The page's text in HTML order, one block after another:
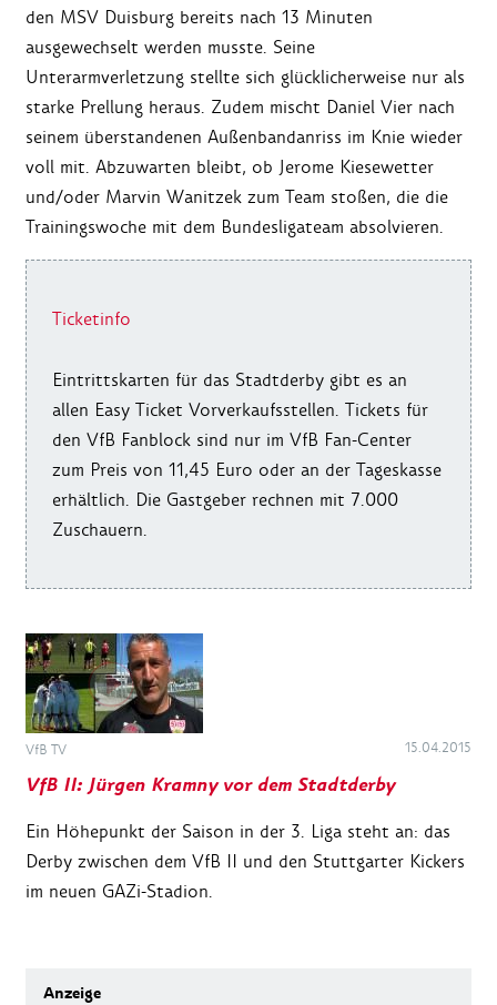
den MSV Duisburg bereits nach 13 Minuten
ausgewechselt werden musste. Seine
Unterarmverletzung stellte sich glücklicherweise nur als
starke Prellung heraus. Zudem mischt Daniel Vier nach
seinem überstandenen Außenbandanriss im Knie wieder
voll mit. Abzuwarten bleibt, ob Jerome Kiesewetter
und/oder Marvin Wanitzek zum Team stoßen, die die
Trainingswoche mit dem Bundesligateam absolvieren.
Ticketinfo
Eintrittskarten für das Stadtderby gibt es an
allen Easy Ticket Vorverkaufsstellen. Tickets für
den VfB Fanblock sind nur im VfB Fan-Center
zum Preis von 11,45 Euro oder an der Tageskasse
erhältlich. Die Gastgeber rechnen mit 7.000
Zuschauern.
VfB TV 15.04.2015
VfB II: Jürgen Kramny vor dem Stadtderby
Ein Höhepunkt der Saison in der 3. Liga steht an: das
Derby zwischen dem VfB II und den Stuttgarter Kickers
im neuen GAZi-Stadion.